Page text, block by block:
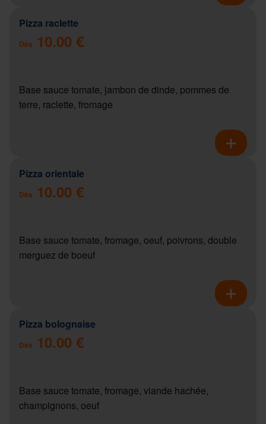
Pizza raclette
Dès 10.00 €
Base sauce tomate, jambon de dinde, pommes de
terre, raclette, fromage
Pizza orientale
Dès 10.00 €
Base sauce tomate, fromage, oeuf, poivrons, double
merguez de boeuf
Pizza bolognaise
Dès 10.00 €
Base sauce tomate, fromage, viande hachée,
champignons, oeuf